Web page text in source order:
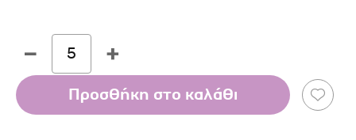
5
Προσθήκη στο καλάθι